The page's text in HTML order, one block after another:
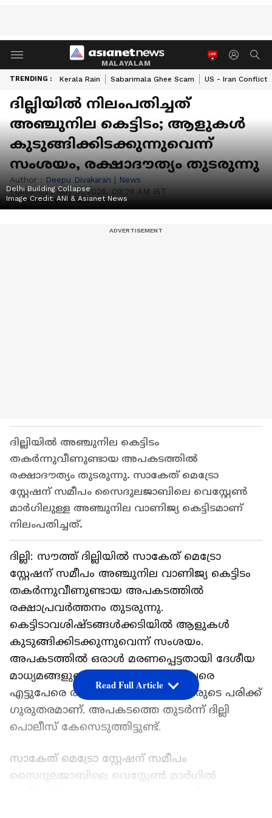
MALAYALAM
TRENDING : Kerala Rain Sabarimala Ghee Scam US - Iran Conflict
ദില്ലിയിൽ നിലംപതിച്ചത്
അഞ്ചുനില കെട്ടിടം; ആളുകൾ
കുടുങ്ങിക്കിടക്കുന്നുവെന്ന്
സംശയം, രക്ഷാദൗത്യം തുടരുന്നു
Author : Deepu Divakaran | News
Published : May 31 2026, 09:26 AM IST
Delhi Building Collapse
Image Credit:ANI & Asianet News
ദില്ലിയിൽ അഞ്ചുനില കെട്ടിടം
ത‍കർന്നുവീണുണ്ടായ അപകടത്തിൽ
രക്ഷാദൗത്യം തുടരുന്നു. സാകേത് മെട്രോ
സ്റ്റേഷന് സമീപം സൈദുലജാബിലെ വെസ്റ്റേൺ
മാർഗിലുള്ള അഞ്ചുനില വാണിജ്യ കെട്ടിടമാണ്
നിലംപതിച്ചത്.
ദില്ലി: സൗത്ത് ദില്ലിയിൽ സാകേത് മെട്രോ
സ്റ്റേഷന് സമീപം അഞ്ചുനില വാണിജ്യ കെട്ടിടം
തക‍ർന്നുവീണുണ്ടായ അപകടത്തിൽ
രക്ഷാപ്രവർത്തനം തുടരുന്നു.
കെട്ടിടാവശിഷ്ടങ്ങൾക്കടിയിൽ ആളുകൾ
കുടുങ്ങിക്കിടക്കുന്നുവെന്ന് സംശയം.
അപകടത്തിൽ ഒരാൾ മരണപ്പെട്ടതായി ദേശീയ
മാധ്യമങ്ങളുടെ റിപ്പോ‍ർട്ടുണ്ട്. ഇതുവരെ
എട്ടുപേരെ രക്ഷപ്പെടുത്തി. രണ്ടുപേരുടെ പരിക്ക്
​ഗുരുതരമാണ്. അപകടത്തെ തുട‍ർന്ന് ദില്ലി
പൊലീസ് കേസെടുത്തിട്ടുണ്ട്.
സാകേത് മെട്രോ സ്റ്റേഷന് സമീപം
സൈദുലജാബിലെ വെസ്റ്റേൺ മാർഗിൽ
Read Full Article